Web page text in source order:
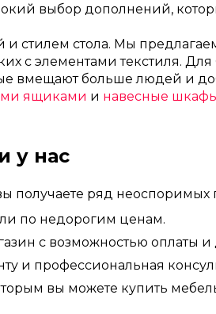
выбор дополнений,
и стилем стола. Мы
с элементами текстиля.
вмещают больше людей и
ящиками и навесные
у нас
получаете ряд неоспоримых
по недорогим ценам.
с возможностью оплаты
и профессиональная
вы можете купить